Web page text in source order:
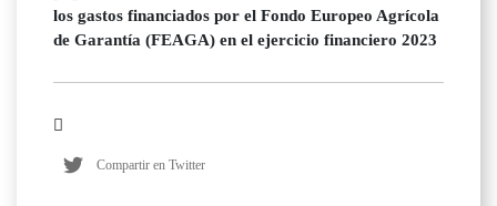
los gastos financiados por el Fondo Europeo Agrícola
de Garantía (FEAGA) en el ejercicio financiero 2023
Compartir en Twitter